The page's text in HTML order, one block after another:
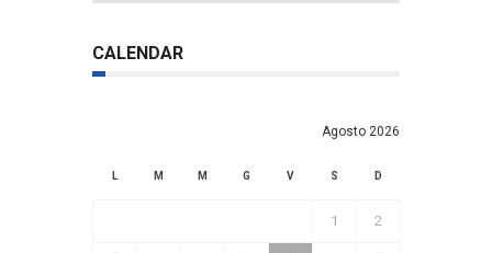
CALENDAR
Agosto 2026
L M M G V S D
1 2